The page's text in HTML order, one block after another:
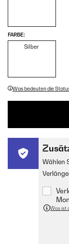
FARBE:
Silber
Was bedeuten die
Wählen
Was ist